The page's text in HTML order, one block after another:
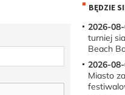
BĘDZIE
2026-
turniej
Beach
2026-
Miasto